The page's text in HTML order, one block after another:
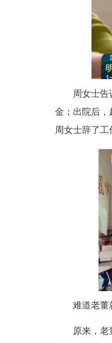
周女士告
金 ；出院后，
周女士辞了工
难道老董
原来， 老